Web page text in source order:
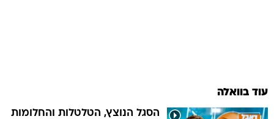
עוד בוואלה
הסגל הנוצץ, הטלטלות והחלומות